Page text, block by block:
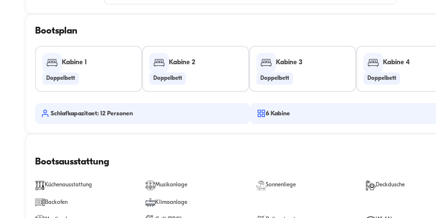
Bootsplan
Kabine 1
Doppelbett
Kabine 2
Doppelbett
Kabine 3
Doppelbett
Kabine 4
Doppelbett
Schlafkapazitaet: 12 Personen 6 Kabine
Bootsausstattung
Küchenausstattung Musikanlage Sonnenliege Deckdusche
Backofen Klimaanlage